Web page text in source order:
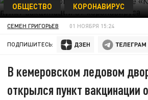
ОБЩЕСТВО КОРОНАВИРУС
СЕМЕН ГРИГОРЬЕВ 01 НОЯБРЯ 15:24
ПОДПИШИТЕСЬ:
В кемеровском ледовом
открылся пункт вакцинации